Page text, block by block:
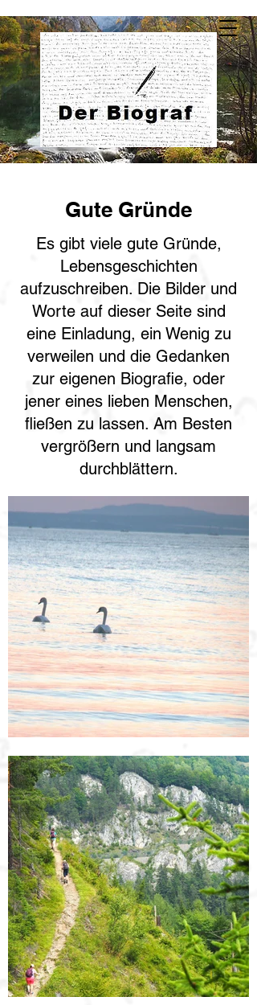
Gute Gründe
Es gibt viele gute Gründe,
Lebensgeschichten
aufzuschreiben. Die Bilder und
Worte auf dieser Seite sind
eine Einladung, ein Wenig zu
verweilen und die Gedanken
zur eigenen Biografie, oder
jener eines lieben Menschen,
fließen zu lassen. Am Besten
vergrößern und langsam
durchblättern.